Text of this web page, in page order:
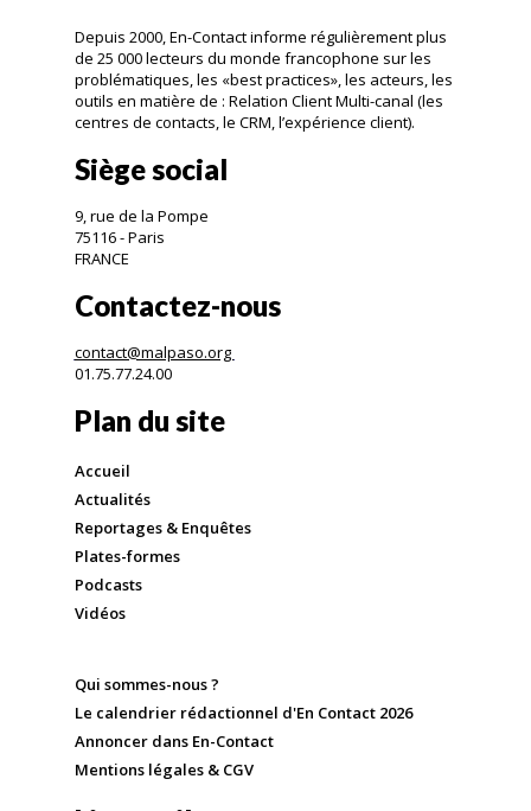
Depuis 2000, En-Contact informe régulièrement plus
de 25 000 lecteurs du monde francophone sur les
problématiques, les «best practices», les acteurs, les
outils en matière de : Relation Client Multi-canal (les
centres de contacts, le CRM, l’expérience client).
Siège social
9, rue de la Pompe
75116 - Paris
FRANCE
Contactez-nous
contact@malpaso.org
01.75.77.24.00
Plan du site
Accueil
Actualités
Reportages & Enquêtes
Plates-formes
Podcasts
Vidéos
Qui sommes-nous ?
Le calendrier rédactionnel d'En Contact 2026
Annoncer dans En-Contact
Mentions légales & CGV